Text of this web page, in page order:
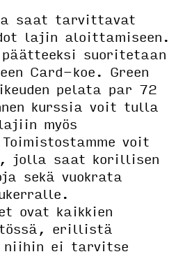
saat tarvittavat
lajin aloittamiseen.
suoritetaan
Card-koe. Green
pelata par 72
kurssia voit tulla
myös
voit
jolla saat korillisen
sekä vuokrata
ovat kaikkien
erillistä
niihin ei tarvitse